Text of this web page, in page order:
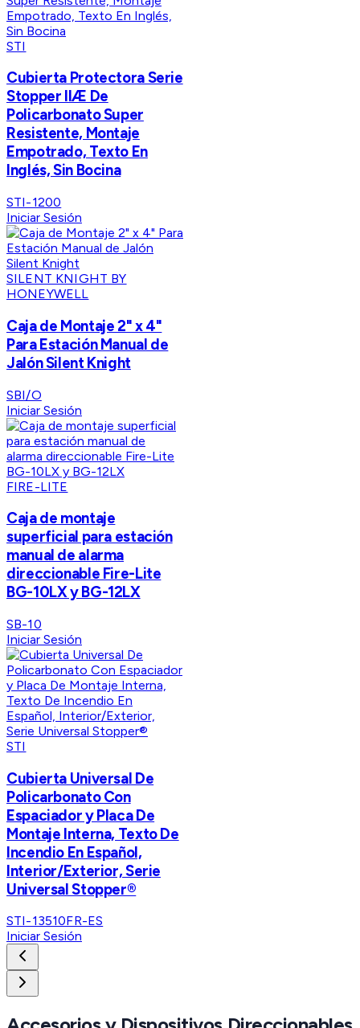
STI
Cubierta Protectora Serie
Stopper IIÆ De
Policarbonato Super
Resistente, Montaje
Empotrado, Texto En
Inglés, Sin Bocina
STI-1200
Iniciar Sesión
SILENT KNIGHT BY
HONEYWELL
Caja de Montaje 2" x 4"
Para Estación Manual de
Jalón Silent Knight
SBI/O
Iniciar Sesión
FIRE-LITE
Caja de montaje
superficial para estación
manual de alarma
direccionable Fire-Lite
BG-10LX y BG-12LX
SB-10
Iniciar Sesión
STI
Cubierta Universal De
Policarbonato Con
Espaciador y Placa De
Montaje Interna, Texto De
Incendio En Español,
Interior/Exterior, Serie
Universal Stopper®
STI-13510FR-ES
Iniciar Sesión